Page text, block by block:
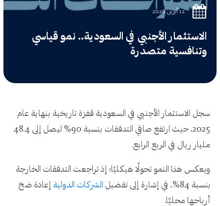
12 أبريل 2026
الاستثمار الأجنبي في السعودية.. نمو قياسي
وتنافسية متصدرة
سجل الاستثمار الأجنبي في السعودية قفزة تاريخية بنهاية عام
2025، حيث ارتفع صافي التدفقات بنسبة 90% ليصل إلى 48.4
مليار ريال في الربع الرابع.
ويعكس هذا النمو تحولًا هيكليًا؛ إذ تراجعت التدفقات الخارجة
بنسبة 84%، في إشارة إلى تفضيل
الشركات الدولية إعادة ضخ
أرباحها محليًا.